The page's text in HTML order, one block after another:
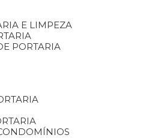
E LIMPEZA
PORTARIA